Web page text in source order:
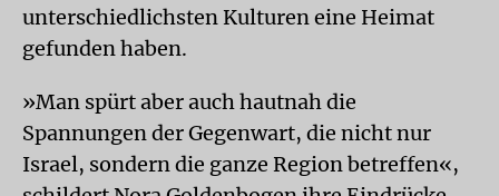
unterschiedlichsten Kulturen eine Heimat
gefunden haben.
»Man spürt aber auch hautnah die
Spannungen der Gegenwart, die nicht nur
Israel, sondern die ganze Region betreffen«,